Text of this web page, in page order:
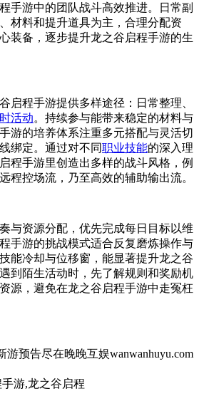
手游中的团队战斗高效推进。日常副
材料和提升道具为主，合理分配资
装备，逐步提升龙之谷启程手游的生
启程手游提供多样途径：日常整理、
活动。持续参与能带来稳定的材料与
游的培养体系注重多元搭配与灵活切
绑定。通过对不同职业技能的深入理
程手游里创造出多样的战斗风格，例
程控场流，乃至高效的辅助输出流。
与资源分配，优先完成每日目标以维
手游的挑战模式适合反复磨炼操作与
能冷却与位移窗，能显著提升龙之谷
到陌生活动时，先了解规则和奖励机
源，避免在龙之谷启程手游中走冤枉
游预告尽在晚晚互娱wanwanhuyu.com
游,龙之谷启程